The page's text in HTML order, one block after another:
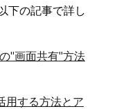
下の記事で詳し
"画面共有"方法
用する方法とア